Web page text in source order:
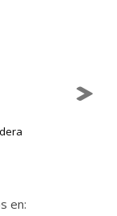
en:
puedes